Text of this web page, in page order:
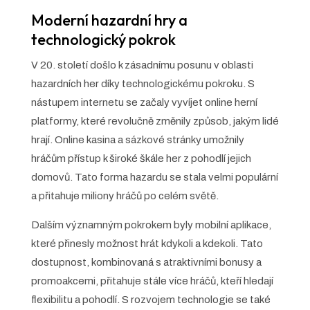
Moderní hazardní hry a
technologický pokrok
V 20. století došlo k zásadnímu posunu v oblasti
hazardních her díky technologickému pokroku. S
nástupem internetu se začaly vyvíjet online herní
platformy, které revolučně změnily způsob, jakým lidé
hrají. Online kasina a sázkové stránky umožnily
hráčům přístup k široké škále her z pohodlí jejich
domovů. Tato forma hazardu se stala velmi populární
a přitahuje miliony hráčů po celém světě.
Dalším významným pokrokem byly mobilní aplikace,
které přinesly možnost hrát kdykoli a kdekoli. Tato
dostupnost, kombinovaná s atraktivními bonusy a
promoakcemi, přitahuje stále více hráčů, kteří hledají
flexibilitu a pohodlí. S rozvojem technologie se také